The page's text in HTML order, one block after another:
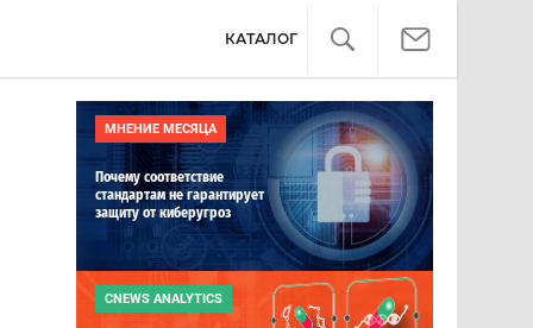
КАТАЛОГ
МНЕНИЕ МЕСЯЦА
Почему соответствие
стандартам не гарантирует
защиту от киберугроз
CNEWS ANALYTICS